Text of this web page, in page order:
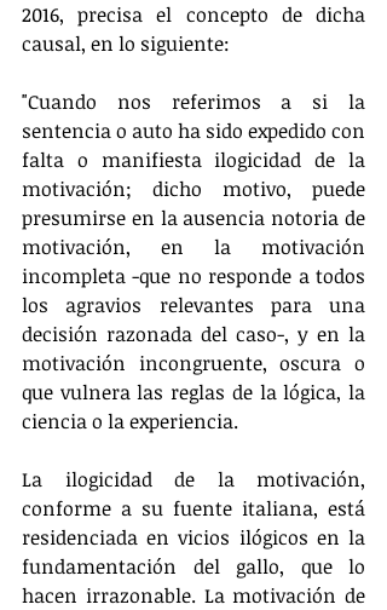
2016, precisa el concepto de dicha
causal, en lo siguiente:
"Cuando nos referimos a si la
sentencia o auto ha sido expedido con
falta o manifiesta ilogicidad de la
motivación; dicho motivo, puede
presumirse en la ausencia notoria de
motivación, en la motivación
incompleta -que no responde a todos
los agravios relevantes para una
decisión razonada del caso-, y en la
motivación incongruente, oscura o
que vulnera las reglas de la lógica, la
ciencia o la experiencia.
La ilogicidad de la motivación,
conforme a su fuente italiana, está
residenciada en vicios ilógicos en la
fundamentación del gallo, que lo
hacen irrazonable. La motivación de